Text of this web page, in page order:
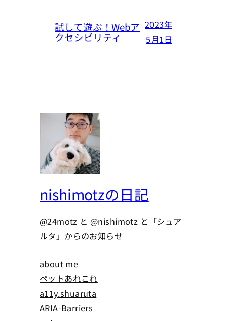
試して遊ぶ！Webア
クセシビリティ
2023年
5月1日
nishimotzの日記
@24motz と @nishimotz と「シュア
ルタ」からのお知らせ
about me
ペットあれこれ
a11y.shuaruta
ARIA-Barriers